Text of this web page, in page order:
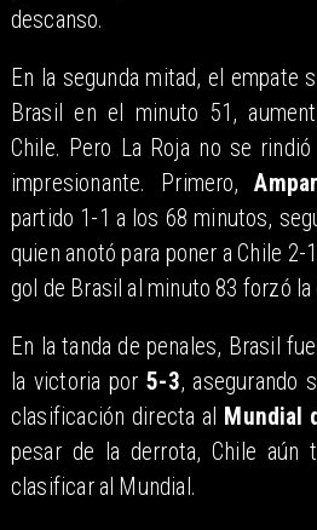
descanso.
En la segunda mitad, el empate
Brasil en el minuto 51,
Chile. Pero La Roja no se
impresionante. Primero,
partido 1-1 a los 68 minutos,
quien anotó para poner a Chile 2-
gol de Brasil al minuto 83 forzó
En la tanda de penales, Brasil
la victoria por5-3, asegurando
clasificación directa al Mundial
pesar de la derrota, Chile aún
clasificar al Mundial.